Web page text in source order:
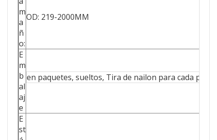
m
a
ñ
o:
OD: 219-2000MM
E
m
b
al
aj
e
en paquetes, sueltos, Tira de nailon para cada
E
st